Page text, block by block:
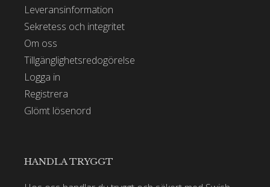
Leveransinformation
Sekretess och integritet
Om oss
Tillgänglighetsredogörelse
Logga in
Registrera
Glömt lösenord
HANDLA TRYGGT